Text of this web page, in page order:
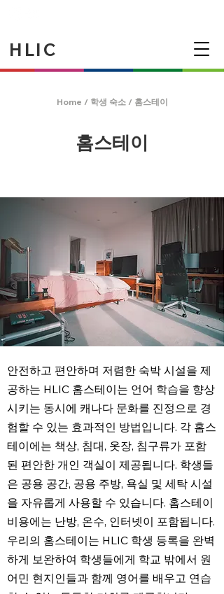
HLIC
Home / 학생 숙소/ 홈스테이
홈스테이
안전하고 편안하며 저렴한 숙박 시설을 제
공하는 HLIC 홈스테이는 언어 학습을 향상
시키는 동시에 캐나다 문화를 진정으로 경
험할 수 있는 효과적인 방법입니다. 각 홈스
테이에는 책상, 침대, 옷장, 침구류가 포함
된 편안한 개인 객실이 제공됩니다. 학생들
은 공용 공간, 공용 주방, 욕실 및 세탁 시설
을 자유롭게 사용할 수 있습니다. 홈스테이
비용에는 난방, 온수, 인터넷이 포함됩니다.
우리의 홈스테이는 HLIC 학생 등록을 완벽
하게 보완하여 학생들에게 학교 밖에서 원
어민 현지인들과 함께 영어를 배우고 연습